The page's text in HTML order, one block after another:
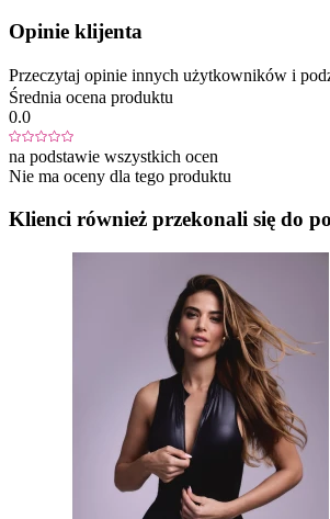
Opinie klijenta
Przeczytaj opinie innych użytkowników i
Średnia ocena produktu
0.0
na podstawie wszystkich ocen
Nie ma oceny dla tego produktu
Klienci również przekonali się do